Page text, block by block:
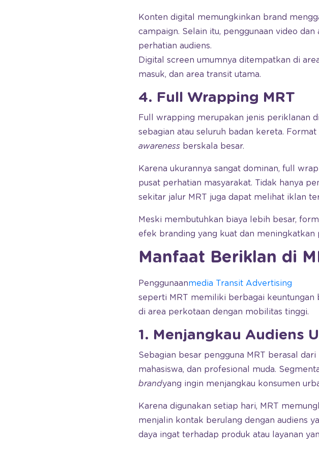
Konten digital memungkinkan brand
campaign. Selain itu, penggunaan video
perhatian audiens.
Digital screen umumnya ditempatkan di
masuk, dan area transit utama.
4. Full Wrapping MRT
Full wrapping merupakan jenis periklanan
sebagian atau seluruh badan kereta. Format
awareness berskala besar.
Karena ukurannya sangat dominan, full
pusat perhatian masyarakat. Tidak hanya
sekitar jalur MRT juga dapat melihat iklan
Meski membutuhkan biaya lebih besar,
efek branding yang kuat dan meningkatkan
Manfaat Beriklan di
Penggunaanmedia Transit Advertising
seperti MRT memiliki berbagai keuntungan
di area perkotaan dengan mobilitas tinggi.
1. Menjangkau Audiens
Sebagian besar pengguna MRT berasal
mahasiswa, dan profesional muda.
brandyang ingin menjangkau konsumen
Karena digunakan setiap hari, MRT
menjalin kontak berulang dengan audiens
daya ingat terhadap produk atau layanan